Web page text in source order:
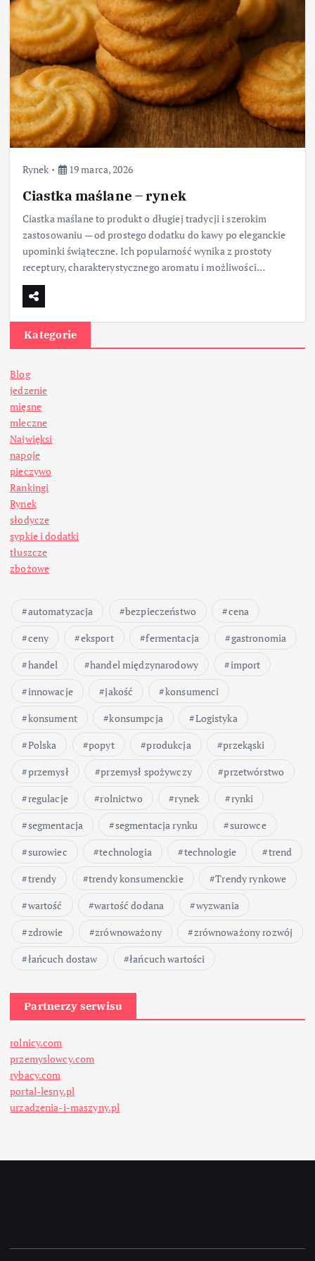
Rynek 19 marca, 2026
Ciastka maślane – rynek
Ciastka maślane to produkt o długiej tradycji i szerokim
zastosowaniu — od prostego dodatku do kawy po eleganckie
upominki świąteczne. Ich popularność wynika z prostoty
receptury, charakterystycznego aromatu i możliwości…
Kategorie
Blog
jedzenie
mięsne
mleczne
Najwięksi
napoje
pieczywo
Rankingi
Rynek
słodycze
sypkie i dodatki
tłuszcze
zbożowe
automatyzacja bezpieczeństwo
cena
ceny
eksport fermentacja
gastronomia
handel
handel międzynarodowy
import
innowacje
jakość
konsumenci
konsument
konsumpcja
Logistyka
Polska
popyt produkcja
przekąski
przemysł
przemysł spożywczy
przetwórstwo
regulacje
rolnictwo rynek
rynki
segmentacja
segmentacja rynku
surowce
surowiec
technologia technologie
trend
trendy
trendy konsumenckie
Trendy rynkowe
wartość
wartość dodana
wyzwania
zdrowie
zrównoważony
zrównoważony rozwój
łańcuch dostaw
łańcuch wartości
Partnerzy serwisu
rolnicy.com
przemyslowcy.com
rybacy.com
portal-lesny.pl
urzadzenia-i-maszyny.pl